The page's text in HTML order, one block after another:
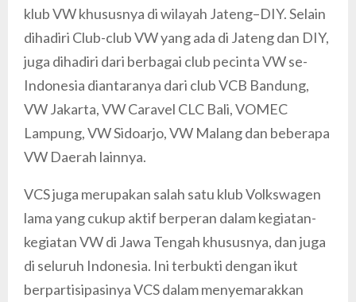
klub VW khususnya di wilayah Jateng–DIY. Selain
dihadiri Club-club VW yang ada di Jateng dan DIY,
juga dihadiri dari berbagai club pecinta VW se-
Indonesia diantaranya dari club VCB Bandung,
VW Jakarta, VW Caravel CLC Bali, VOMEC
Lampung, VW Sidoarjo, VW Malang dan beberapa
VW Daerah lainnya.
VCS juga merupakan salah satu klub Volkswagen
lama yang cukup aktif berperan dalam kegiatan-
kegiatan VW di Jawa Tengah khususnya, dan juga
di seluruh Indonesia. Ini terbukti dengan ikut
berpartisipasinya VCS dalam menyemarakkan